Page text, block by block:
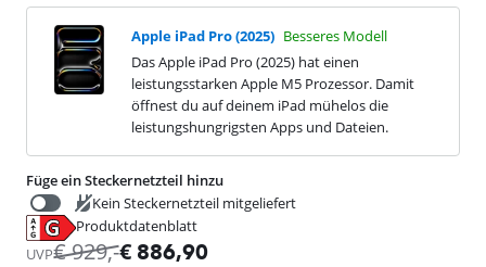
Apple iPad Pro (2025) Besseres Modell
Das Apple iPad Pro (2025) hat einen
leistungsstarken Apple M5 Prozessor. Damit
öffnest du auf deinem iPad mühelos die
leistungshungrigsten Apps und Dateien.
Füge ein Steckernetzteil hinzu
Kein Steckernetzteil mitgeliefert
Produktdatenblatt
wird in neuem Tab geöffnet
UVP€929,-€ 886,90